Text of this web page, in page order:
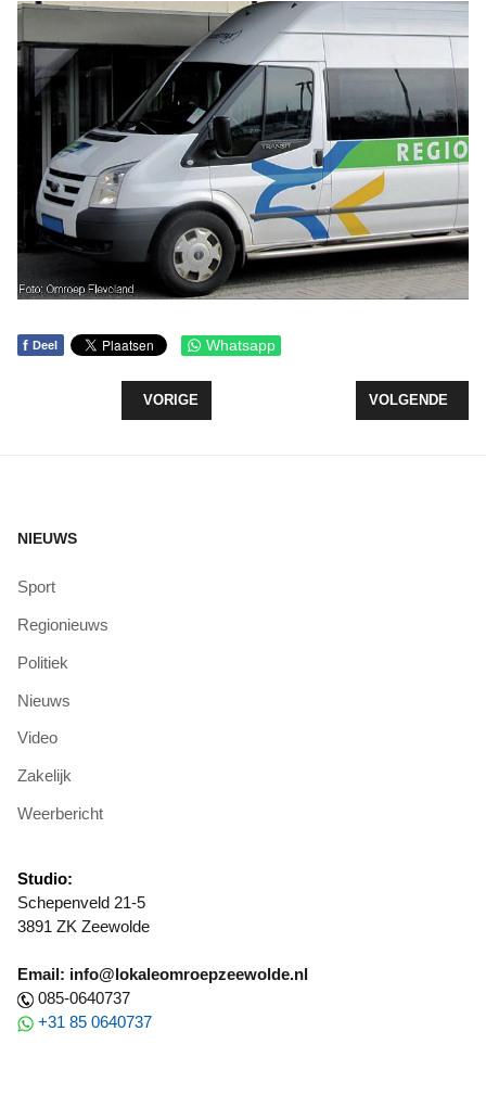
f Deel Whatsapp
VORIG ARTIKEL: ONDERNEMER VAN HET JAAR
VORIGE VOLGENDE
VOLGENDE
NIEUWS
Sport
Regionieuws
Politiek
Nieuws
Video
Zakelijk
Weerbericht
Studio:
Schepenveld 21-5
3891 ZK Zeewolde
Email: info@lokaleomroepzeewolde.nl
085-0640737
+31 85 0640737